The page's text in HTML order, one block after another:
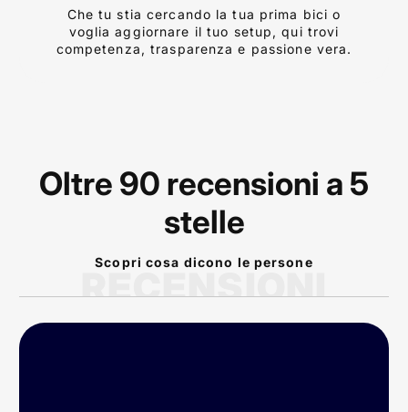
Che tu stia cercando la tua prima bici o
voglia aggiornare il tuo setup, qui trovi
competenza, trasparenza e passione vera.
Oltre 90 recensioni a 5
stelle
Scopri cosa dicono le persone
RECENSIONI